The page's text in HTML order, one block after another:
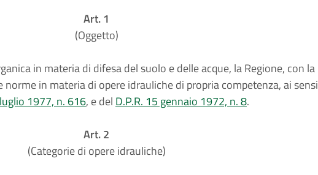
Art. 1
(Oggetto)
in materia di difesa del suolo e delle acque, la Regione, con la
norme in materia di opere idrauliche di propria competenza, ai sensi
1977, n. 616, e del D.P.R. 15 gennaio 1972, n. 8.
Art. 2
(Categorie di opere idrauliche)